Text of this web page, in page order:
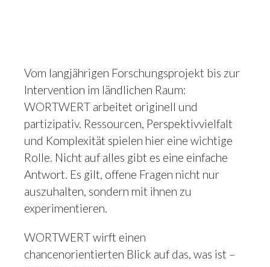
Vom langjährigen Forschungsprojekt bis zur
Intervention im ländlichen Raum:
WORTWERT arbeitet originell und
partizipativ. Ressourcen, Perspektivvielfalt
und Komplexität spielen hier eine wichtige
Rolle. Nicht auf alles gibt es eine einfache
Antwort. Es gilt, offene Fragen nicht nur
auszuhalten, sondern mit ihnen zu
experimentieren.
WORTWERT wirft einen
chancenorientierten Blick auf das, was ist –